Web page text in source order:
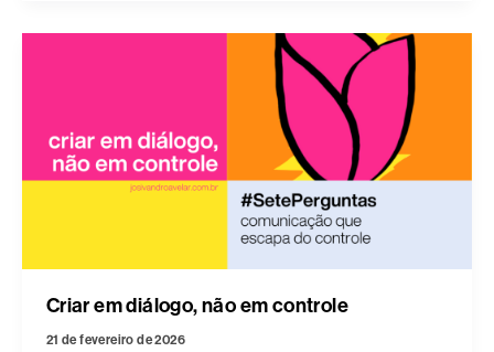
Criar em diálogo, não em controle
21 de fevereiro de 2026